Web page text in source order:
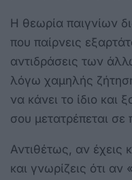
Η θεωρία παιγνίων
που παίρνεις
αντιδράσεις των
λόγω χαμηλής
να κάνει το ίδιο και
σου μετατρέπεται
Αντιθέτως, αν έχεις
και γνωρίζεις ότι αν